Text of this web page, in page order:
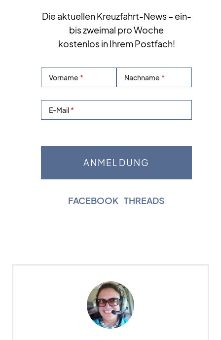
Die aktuellen Kreuzfahrt-News – ein-
bis zweimal pro Woche
kostenlos in Ihrem Postfach!
Vorname Nachname
E-Mail
FACEBOOK THREADS